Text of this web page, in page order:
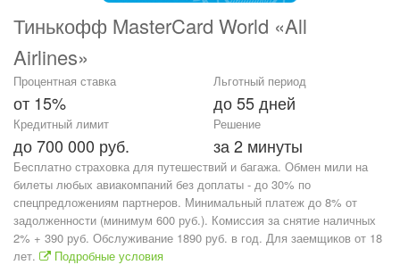
Тинькофф MasterCard World «All
Airlines»
Процентная ставка
от 15%
Льготный период
до 55 дней
Кредитный лимит
до 700 000 руб.
Решение
за 2 минуты
Бесплатно страховка для путешествий и багажа. Обмен мили на
билеты любых авиакомпаний без доплаты - до 30% по
спецпредложениям партнеров. Минимальный платеж до 8% от
задолженности (минимум 600 руб.). Комиссия за снятие наличных
2% + 390 руб. Обслуживание 1890 руб. в год. Для заемщиков от 18
лет.
Подробные условия